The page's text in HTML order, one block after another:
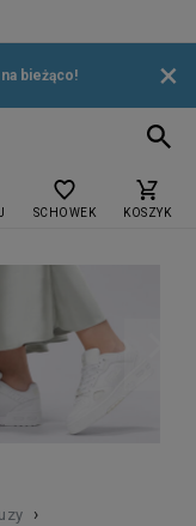
bieżąco! ×
SCHOWEK KOSZYK
›